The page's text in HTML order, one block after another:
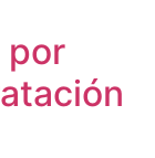
por